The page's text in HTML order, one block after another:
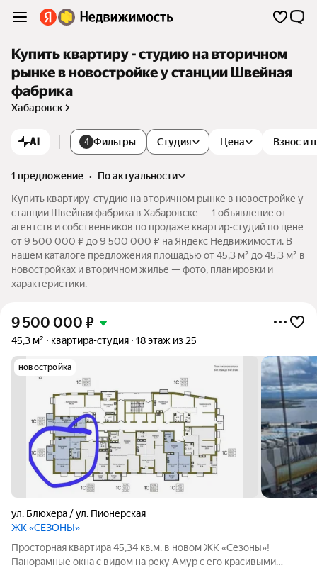
Купить квартиру - студию на вторичном
рынке в новостройке у станции Швейная
фабрика
Хабаровск
AI 4 Фильтры Цена Взнос и
Студия
1 предложение •
по актуальности
Купить квартиру-студию на вторичном рынке в новостройке у
станции Швейная фабрика в Хабаровске — 1 объявление от
агентств и собственников по продаже квартир-студий по цене
от 9 500 000 ₽ до 9 500 000 ₽ на Яндекс Недвижимости. В
нашем каталоге предложения площадью от 45,3 м² до 45,3 м² в
новостройках и вторичном жилье — фото, планировки и
характеристики.
9 500 000 ₽
45,3 м² квартира-студия 18 этаж из 25
новостройка
ул. Блюхера / ул. Пионерская
ЖК «СЕЗОНЫ»
Просторная квартира 45,34 кв.м. в новом ЖК «Сезоны»!
Панорамные окна с видом на реку Амур с его красивыми